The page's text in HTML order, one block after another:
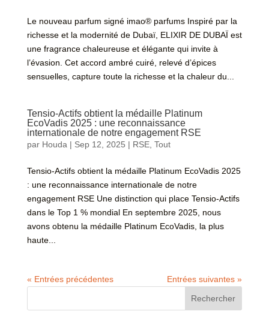
Le nouveau parfum signé imao® parfums Inspiré par la
richesse et la modernité de Dubaï, ELIXIR DE DUBAÏ est
une fragrance chaleureuse et élégante qui invite à
l’évasion. Cet accord ambré cuiré, relevé d’épices
sensuelles, capture toute la richesse et la chaleur du...
Tensio-Actifs obtient la médaille Platinum
EcoVadis 2025 : une reconnaissance
internationale de notre engagement RSE
par Houda | Sep 12, 2025 | RSE, Tout
Tensio-Actifs obtient la médaille Platinum EcoVadis 2025
: une reconnaissance internationale de notre
engagement RSE Une distinction qui place Tensio-Actifs
dans le Top 1 % mondial En septembre 2025, nous
avons obtenu la médaille Platinum EcoVadis, la plus
haute...
« Entrées précédentes
Entrées suivantes »
Rechercher